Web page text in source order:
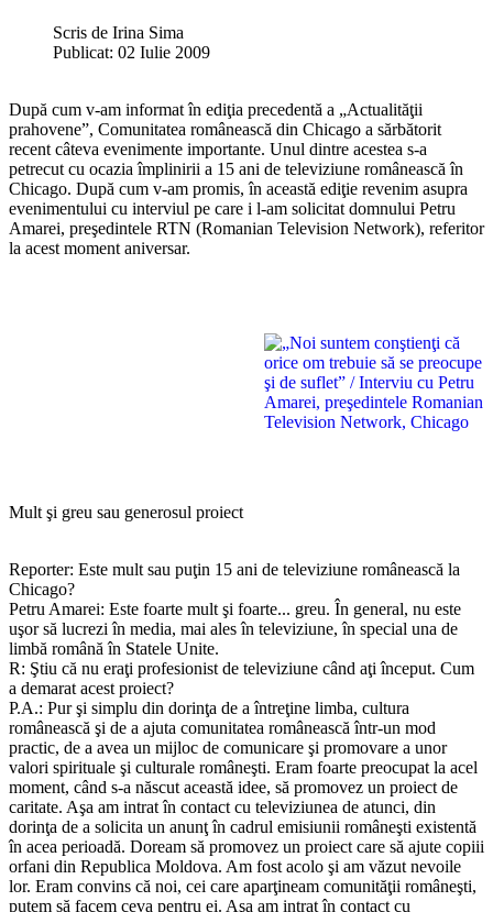
Scris de Irina Sima
Publicat: 02 Iulie 2009
După cum v-am informat în ediţia precedentă a „Actualităţii
prahovene”, Comunitatea românească din Chicago a sărbătorit
recent câteva evenimente importante. Unul dintre acestea s-a
petrecut cu ocazia împlinirii a 15 ani de televiziune românească în
Chicago. După cum v-am promis, în această ediţie revenim asupra
evenimentului cu interviul pe care i l-am solicitat domnului Petru
Amarei, preşedintele RTN (Romanian Television Network), referitor
la acest moment aniversar.
Mult şi greu sau generosul proiect
Reporter: Este mult sau puţin 15 ani de televiziune românească la
Chicago?
Petru Amarei: Este foarte mult şi foarte... greu. În general, nu este
uşor să lucrezi în media, mai ales în televiziune, în special una de
limbă română în Statele Unite.
R: Ştiu că nu eraţi profesionist de televiziune când aţi început. Cum
a demarat acest proiect?
P.A.: Pur şi simplu din dorinţa de a întreţine limba, cultura
românească şi de a ajuta comunitatea românească într-un mod
practic, de a avea un mijloc de comunicare şi promovare a unor
valori spirituale şi culturale româneşti. Eram foarte preocupat la acel
moment, când s-a născut această idee, să promovez un proiect de
caritate. Aşa am intrat în contact cu televiziunea de atunci, din
dorinţa de a solicita un anunţ în cadrul emisiunii româneşti existentă
în acea perioadă. Doream să promovez un proiect care să ajute copiii
orfani din Republica Moldova. Am fost acolo şi am văzut nevoile
lor. Eram convins că noi, cei care aparţineam comunităţii româneşti,
putem să facem ceva pentru ei. Aşa am intrat în contact cu